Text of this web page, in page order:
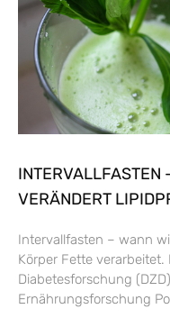
INTERVALLFASTEN
VERÄNDERT
Intervallfasten – wann
Körper Fette
Diabetesforschung
Ernährungsforschung